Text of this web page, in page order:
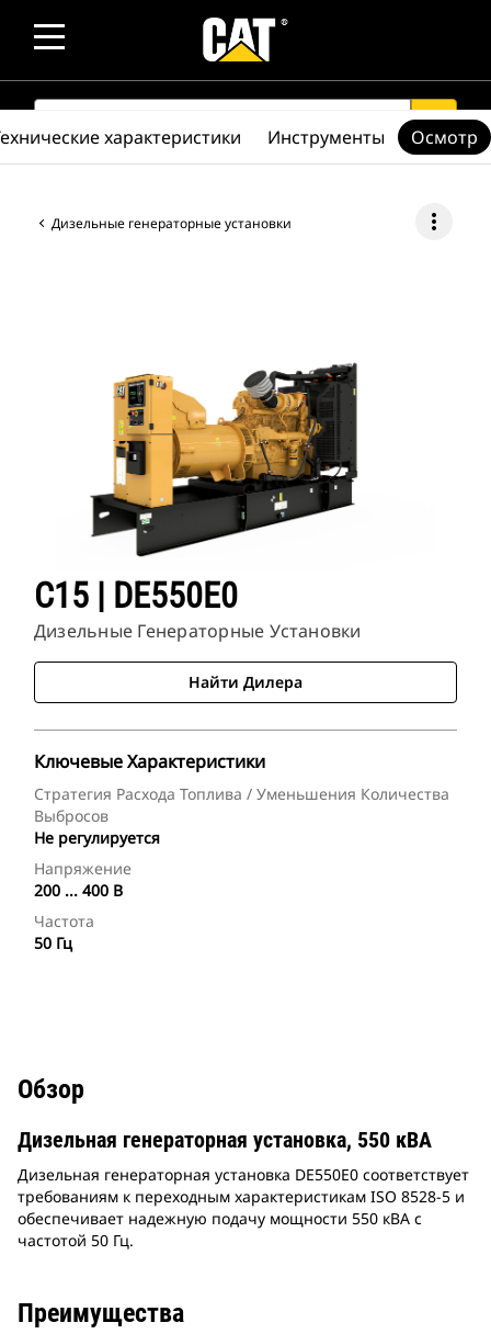
SEARCH search
Дизельные генераторные установки more_vert
C15 | DE550E0
Дизельные Генераторные Установки
Найти Дилера
Ключевые Характеристики
Стратегия Расхода Топлива / Уменьшения Количества
Выбросов
Не регулируется
Напряжение
200 ... 400 В
Частота
50 Гц
характеристики Инструменты Осмотр
Обзор
Дизельная генераторная установка, 550 кВА
Дизельная генераторная установка DE550E0 соответствует
требованиям к переходным характеристикам ISO 8528-5 и
обеспечивает надежную подачу мощности 550 кВА с
частотой 50 Гц.
Преимущества